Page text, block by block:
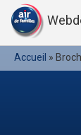
Accueil »